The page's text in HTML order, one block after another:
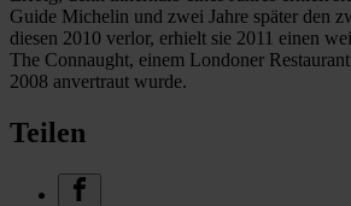
Guide Michelin und zwei Jahre später den
diesen 2010 verlor, erhielt sie 2011 einen
The Connaught, einem Londoner
2008 anvertraut wurde.
Teilen